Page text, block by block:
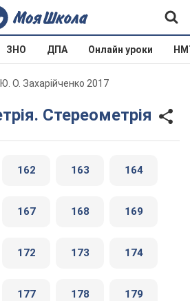
ЗНО ДПА Онлайн уроки
О. Захарійченко 2017
Стереометрія
162 163 164
167 168 169
172 173 174
177 178 179